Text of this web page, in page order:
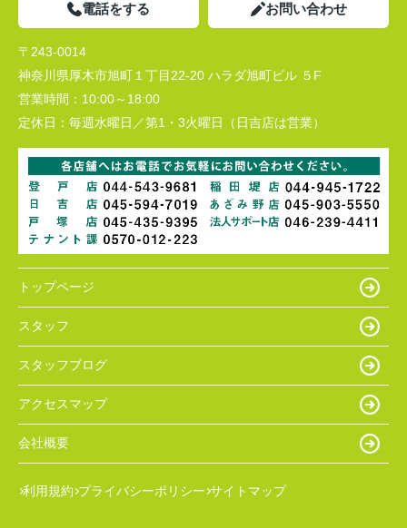
電話をする お問い合わせ
〒243-0014
神奈川県厚木市旭町１丁目22-20 ハラダ旭町ビル ５F
営業時間： 10:00～18:00
定休日： 毎週水曜日／第1・3火曜日（日吉店は営業）
トップページ
スタッフ
スタッフブログ
アクセスマップ
会社概要
利用規約 プライバシーポリシー サイトマップ